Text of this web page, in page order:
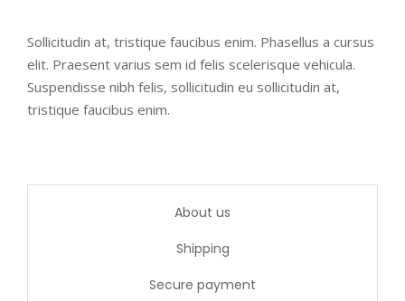
About us
Shipping
Secure payment
Sollicitudin at, tristique faucibus enim. Phasellus a cursus
elit. Praesent varius sem id felis scelerisque vehicula.
Suspendisse nibh felis, sollicitudin eu sollicitudin at,
tristique faucibus enim.